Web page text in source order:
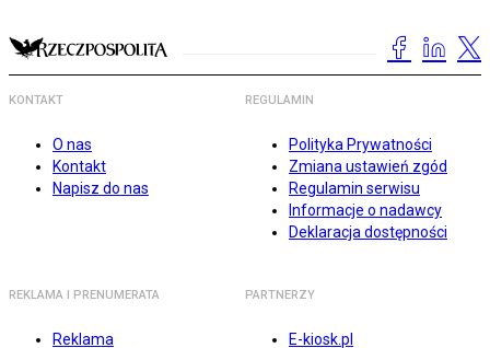
KONTAKT
O nas
Kontakt
Napisz do nas
REGULAMIN
Polityka Prywatności
Zmiana ustawień zgód
Regulamin serwisu
Informacje o nadawcy
Deklaracja dostępności
REKLAMA I PRENUMERATA
Reklama
PARTNERZY
E-kiosk.pl